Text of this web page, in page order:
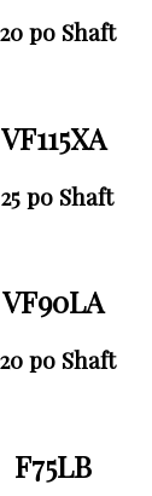
20 po Shaft
VF115XA
25 po Shaft
VF90LA
20 po Shaft
F75LB